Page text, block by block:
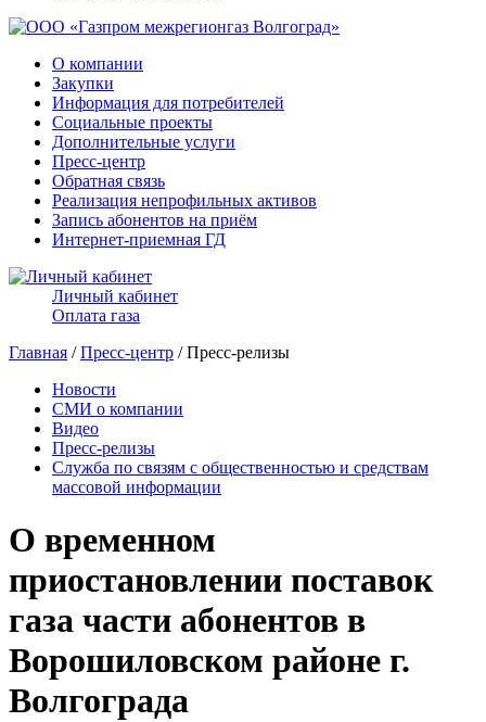
О компании
Закупки
Информация для потребителей
Социальные проекты
Дополнительные услуги
Пресс-центр
Обратная связь
Реализация непрофильных активов
Запись абонентов на приём
Интернет-приемная ГД
Личный кабинет
Оплата газа
Главная /Пресс-центр / Пресс-релизы
Новости
СМИ о компании
Видео
Пресс-релизы
Служба по связям с общественностью и средствам
массовой информации
О временном
приостановлении поставок
газа части абонентов в
Ворошиловском районе г.
Волгограда